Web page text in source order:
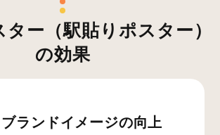
ー（駅貼りポスター）
の効果
ブランドイメージの向上